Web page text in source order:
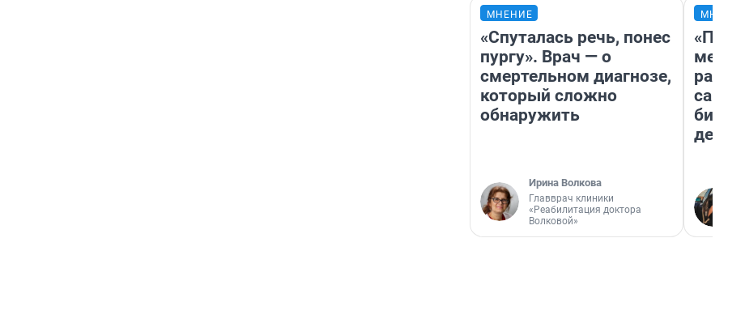
МНЕНИЕ
«Спуталась речь, понес
пургу». Врач — о
смертельном диагнозе,
который сложно
обнаружить
Ирина Волкова
Главврач клиники
«Реабилитация доктора
Волковой»